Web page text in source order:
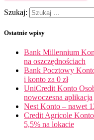
Szukaj:
Ostatnie wpisy
Bank Millennium
na oszczędnościach
Bank Pocztowy
i konto za 0 zł
UniCredit Konto
nowoczesna aplikacja
Nest Konto – nawet
Credit Agricole
5,5% na lokacie